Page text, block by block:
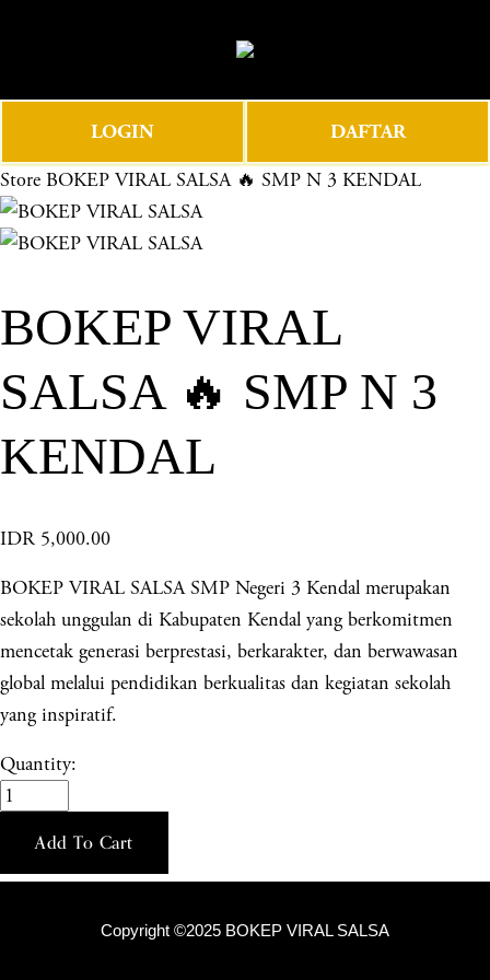
e
e
n
u
LOGIN DAFTAR
Store BOKEP VIRAL SALSA 🔥 SMP N 3 KENDAL
BOKEP VIRAL
SALSA 🔥 SMP N 3
KENDAL
IDR 5,000.00
BOKEP VIRAL SALSA SMP Negeri 3 Kendal merupakan
sekolah unggulan di Kabupaten Kendal yang berkomitmen
mencetak generasi berprestasi, berkarakter, dan berwawasan
global melalui pendidikan berkualitas dan kegiatan sekolah
yang inspiratif.
Quantity:
Add To Cart
Copyright ©2025 BOKEP VIRAL SALSA